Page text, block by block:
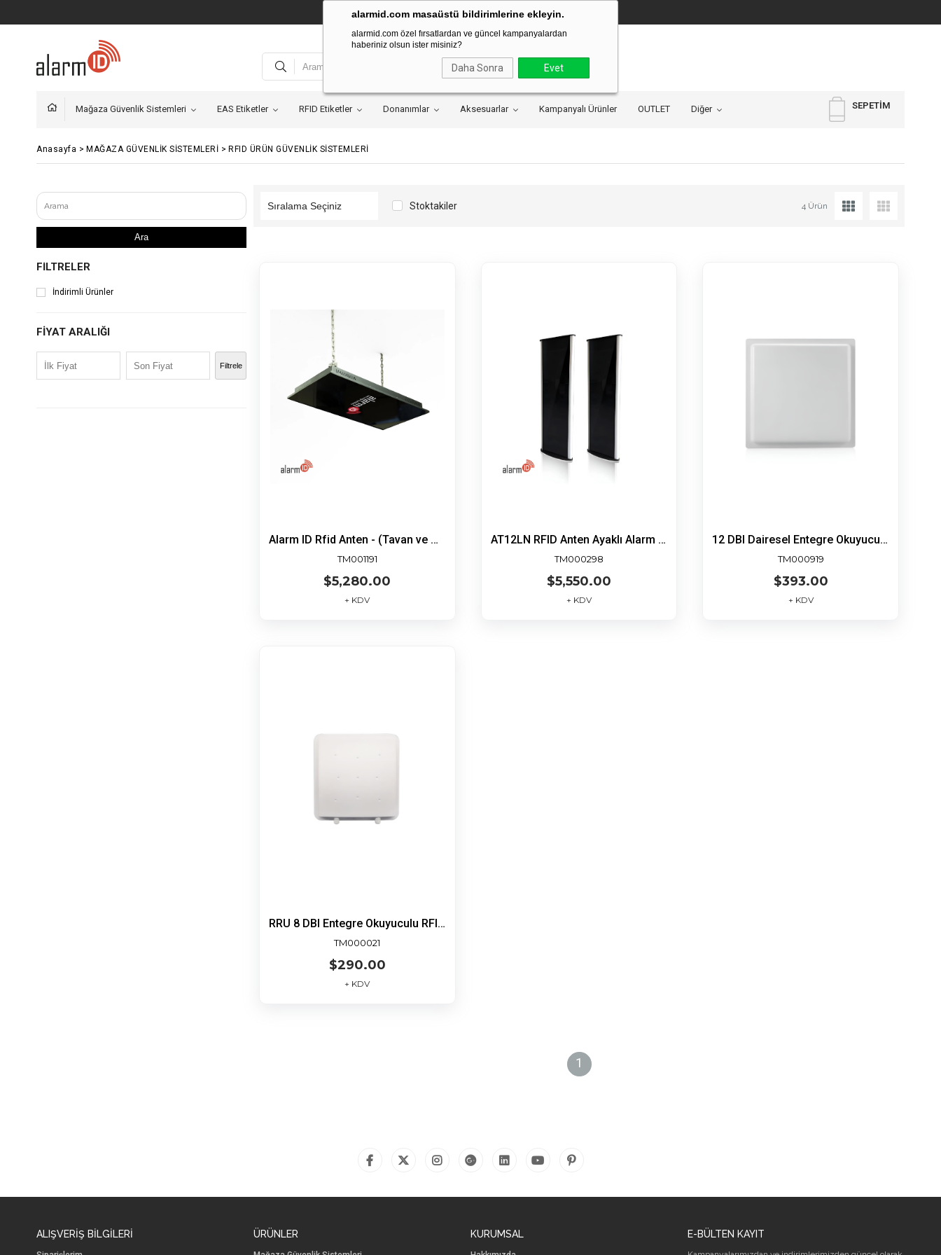
alarmid.com masaüstü bildirimlerine ekleyin.
alarmid.com özel fırsatlardan ve güncel kampanyalardan
haberiniz olsun ister misiniz?
Daha Sonra Evet
SEPETIM
Mağaza Güvenlik Sistemleri EAS Etiketler RFID Etiketler Donanımlar Aksesuarlar Kampanyalı Ürünler OUTLET Diğer
Anasayfa > MAĞAZA GÜVENLİK SİSTEMLERİ > RFID ÜRÜN GÜVENLİK SİSTEMLERİ
Ara
FILTRELER
İndirimli Ürünler
FIYAT ARALIĞI
Filtrele
Stoktakiler 4 Ürün
Alarm ID Rfid Anten - (Tavan ve Zemin)
TM001191
$5,280.00
+ KDV
AT12LN RFID Anten Ayaklı Alarm ID
TM000298
$5,550.00
+ KDV
12 DBI Dairesel Entegre Okuyuculu Anten
TM000919
$393.00
+ KDV
RRU 8 DBI Entegre Okuyuculu RFID Anten
TM000021
$290.00
+ KDV
1
ALIŞVERİŞ BİLGİLERİ ÜRÜNLER KURUMSAL E-BÜLTEN KAYIT